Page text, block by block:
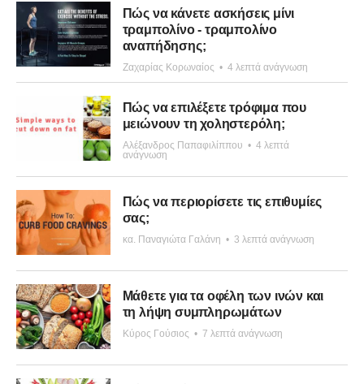
Πώς να κάνετε ασκήσεις μίνι
τραμπολίνο - τραμπολίνο
αναπήδησης;
Ζαχαρίας Κορωναίος • 4 λεπτά ανάγνωση
Πώς να επιλέξετε τρόφιμα που
μειώνουν τη χοληστερόλη;
Αλέξανδρος Παπαφιλίππου • 4 λεπτά
ανάγνωση
Πώς να περιορίσετε τις επιθυμίες
σας;
κα. Παναγιώτα Γαλάνη • 3 λεπτά ανάγνωση
Μάθετε για τα οφέλη των ινών και
τη λήψη συμπληρωμάτων
Κύρος Γούσιος • 7 λεπτά ανάγνωση